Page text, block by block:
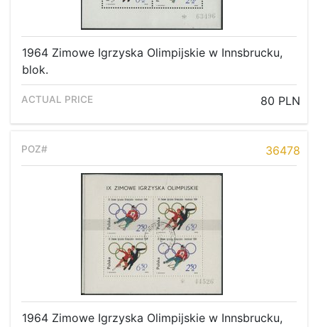
1964 Zimowe Igrzyska Olimpijskie w Innsbrucku,
blok.
80 PLN
36478
1964 Zimowe Igrzyska Olimpijskie w Innsbrucku,